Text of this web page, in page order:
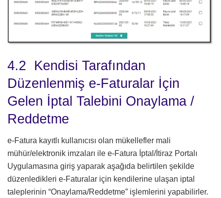
4.2 Kendisi Tarafından
Düzenlenmiş e-Faturalar İçin
Gelen İptal Talebini Onaylama /
Reddetme
e-Fatura kayıtlı kullanıcısı olan mükellefler mali
mühür/elektronik imzaları ile e-Fatura İptal/İtiraz Portalı
Uygulamasına giriş yaparak aşağıda belirtilen şekilde
düzenledikleri e-Faturalar için kendilerine ulaşan iptal
taleplerinin “Onaylama/Reddetme” işlemlerini yapabilirler.